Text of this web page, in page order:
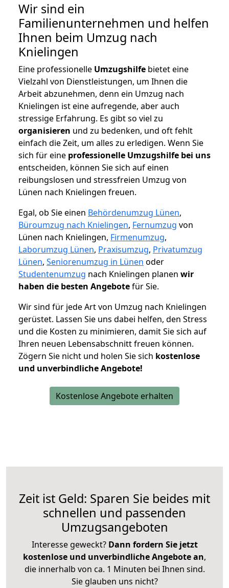
Wir sind ein
Familienunternehmen und helfen
Ihnen beim Umzug nach
Knielingen
Eine professionelle Umzugshilfe bietet eine
Vielzahl von Dienstleistungen, um Ihnen die
Arbeit abzunehmen, denn ein Umzug nach
Knielingen ist eine aufregende, aber auch
stressige Erfahrung. Es gibt so viel zu
organisieren und zu bedenken, und oft fehlt
einfach die Zeit, um alles zu erledigen. Wenn Sie
sich für eine professionelle Umzugshilfe bei uns
entscheiden, können Sie sich auf einen
reibungslosen und stressfreien Umzug von
Lünen nach Knielingen freuen.
Egal, ob Sie einen Behördenumzug Lünen,
Büroumzug nach Knielingen, Fernumzug von
Lünen nach Knielingen, Firmenumzug,
Laborumzug Lünen, Praxisumzug, Privatumzug
Lünen, Seniorenumzug in Lünen oder
Studentenumzug nach Knielingen planen wir
haben die besten Angebotefür Sie.
Wir sind für jede Art von Umzug nach Knielingen
gerüstet. Lassen Sie uns dabei helfen, den Stress
und die Kosten zu minimieren, damit Sie sich auf
Ihren neuen Lebensabschnitt freuen können.
Zögern Sie nicht und holen Sie sich kostenlose
und unverbindliche Angebote!
Kostenlose Angebote erhalten
Zeit ist Geld: Sparen Sie beides mit
schnellen und passenden
Umzugsangeboten
Interesse geweckt? Dann fordern Sie jetzt
kostenlose und unverbindliche Angebote an,
die innerhalb von ca. 1 Minuten bei Ihnen sind.
Sie glauben uns nicht?